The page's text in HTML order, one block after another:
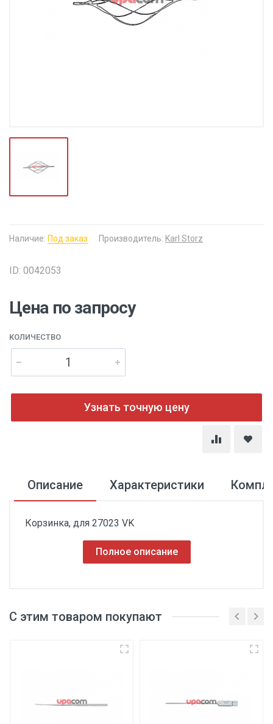
Наличие: Под заказ Производитель: Karl Storz
ID: 0042053
Цена по запросу
КОЛИЧЕСТВО
Узнать точную цену
Описание Характеристики
Корзинка, для 27023 VK
Полное описание
С этим товаром покупают